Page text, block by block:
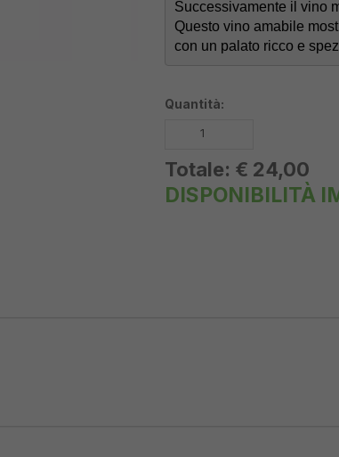
Successivamente il vino
Questo vino amabile
con un palato ricco e
Quantità:
Totale: € 24,00
DISPONIBILITÀ